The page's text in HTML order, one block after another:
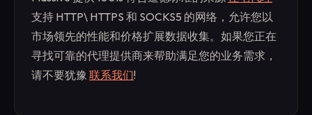
支持 HTTP\ HTTPS 和 SOCKS5 的网络，允许您以
市场领先的性能和价格扩展数据收集。如果您正在
寻找可靠的代理提供商来帮助满足您的业务需求，
请不要犹豫 联系我们!